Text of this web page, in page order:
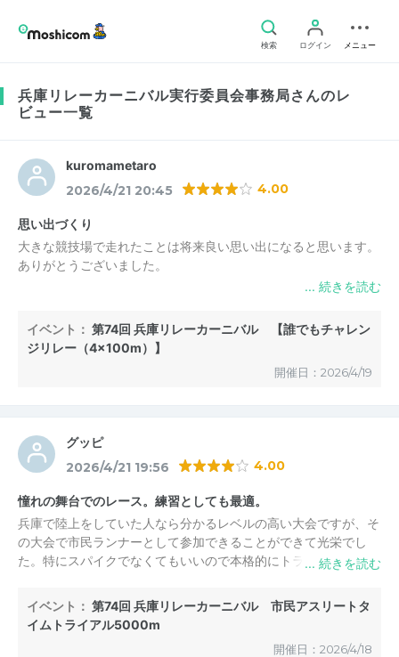
検索 ログイン メニュー
兵庫リレーカーニバル実行委員会事務局さんのレ
ビュー一覧
kuromametaro
2026/4/21 20:45 4.00
思い出づくり
大きな競技場で走れたことは将来良い思い出になると思います。
ありがとうございました。
イベント： 第74回 兵庫リレーカーニバル 【誰でもチャレン
ジリレー（4×100m）】
開催日：2026/4/19
グッピ
2026/4/21 19:56 4.00
憧れの舞台でのレース。練習としても最適。
兵庫で陸上をしていた人なら分かるレベルの高い大会ですが、そ
の大会で市民ランナーとして参加できることができて光栄でし
た。特にスパイクでなくてもいいので本格的にトラックをしない
サーの方もいて参加者のモチベーションも高いものよかったと思
います。来年以降も参加できればいいなと思います。
イベント： 第74回 兵庫リレーカーニバル 市民アスリートタ
イムトライアル5000m
開催日：2026/4/18